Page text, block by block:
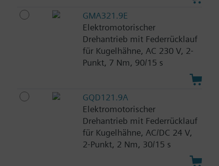
GMA321.9E
Elektromotorischer
Drehantrieb mit Federrücklauf
für Kugelhähne, AC 230 V, 2-
Punkt, 7 Nm, 90/15 s
GQD121.9A
Elektromotorischer
Drehantrieb mit Federrücklauf
für Kugelhähne, AC/DC 24 V,
2-Punkt, 2 Nm, 30/15 s